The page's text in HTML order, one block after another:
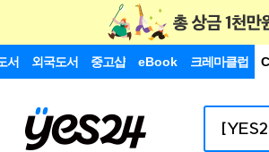
서 외국도서 중고샵 eBook 크레마클럽